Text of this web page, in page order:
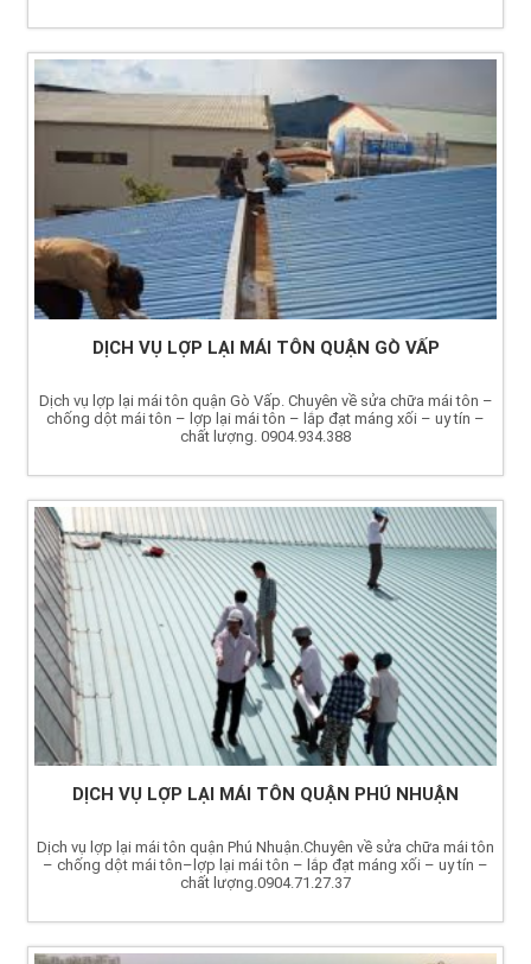
DỊCH VỤ LỢP LẠI MÁI TÔN QUẬN GÒ VẤP
Dịch vụ lợp lại mái tôn quận Gò Vấp. Chuyên về sửa chữa mái tôn –
chống dột mái tôn – lợp lại mái tôn – lắp đạt máng xối – uy tín –
chất lượng. 0904.934.388
DỊCH VỤ LỢP LẠI MÁI TÔN QUẬN PHÚ NHUẬN
Dịch vụ lợp lại mái tôn quận Phú Nhuận.Chuyên về sửa chữa mái tôn
– chống dột mái tôn–lợp lại mái tôn – lắp đạt máng xối – uy tín –
chất lượng.0904.71.27.37